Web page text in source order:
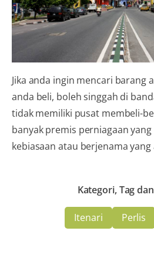
Jika anda ingin mencari barang
anda beli, boleh singgah di
tidak memiliki pusat membeli-
banyak premis perniagaan
kebiasaan atau berjenama
Kategori, Tag
Itenari Perlis